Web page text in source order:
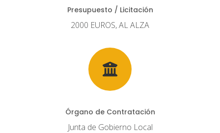
Presupuesto / Licitación
2000 EUROS, AL ALZA
Órgano de Contratación
Junta de Gobierno Local